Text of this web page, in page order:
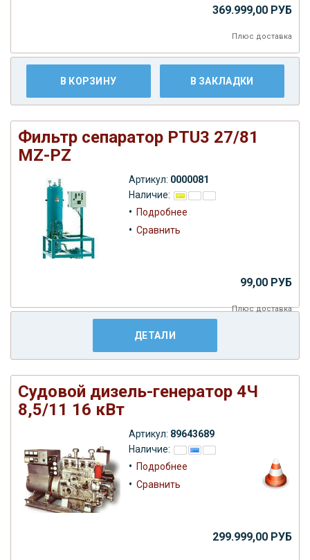
369.999,00 РУБ
Плюс доставка
В КОРЗИНУ В ЗАКЛАДКИ
Фильтр сепаратор PTU3 27/81
MZ-PZ
Артикул: 0000081
Наличие:
• Подробнее
• Сравнить
99,00 РУБ
Плюсдоставка
ДЕТАЛИ
Судовой дизель-генератор 4Ч
8,5/11 16 кВт
Артикул: 89643689
Наличие:
• Подробнее
• Сравнить
299.999,00 РУБ